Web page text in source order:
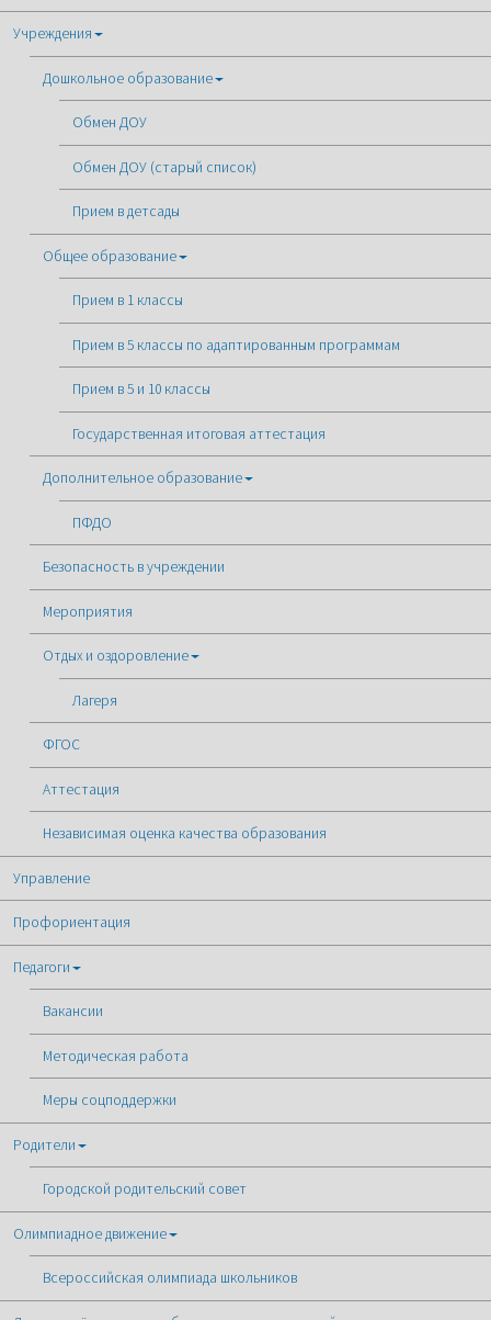
Учреждения
Дошкольное образование
Обмен ДОУ
Обмен ДОУ (старый список)
Прием в детсады
Общее образование
Прием в 1 классы
Прием в 5 классы по адаптированным программам
Прием в 5 и 10 классы
Государственная итоговая аттестация
Дополнительное образование
ПФДО
Безопасность в учреждении
Мероприятия
Отдых и оздоровление
Лагеря
ФГОС
Аттестация
Независимая оценка качества образования
Управление
Профориентация
Педагоги
Вакансии
Методическая работа
Меры соцподдержки
Родители
Городской родительский совет
Олимпиадное движение
Всероссийская олимпиада школьников